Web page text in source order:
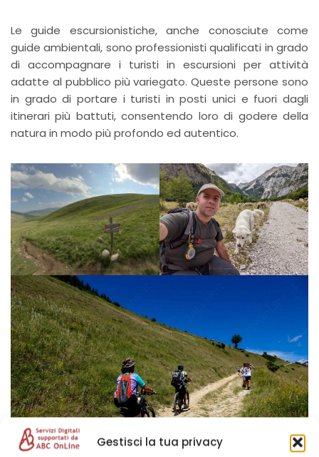
Gestisci la tua privacy
Le guide escursionistiche, anche conosciute come
guide ambientali, sono professionisti qualificati in grado
di accompagnare i turisti in escursioni per attività
adatte al pubblico più variegato. Queste persone sono
in grado di portare i turisti in posti unici e fuori dagli
itinerari più battuti, consentendo loro di godere della
natura in modo più profondo ed autentico.